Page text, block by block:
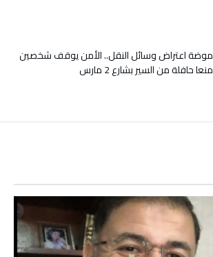
موضة اعتراض وسائل النقل.. الأمن يوقف شخصين
منعا حافلة من السير بشارع 2 مارس